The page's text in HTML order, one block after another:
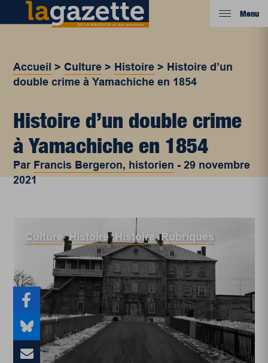
Menu
Accueil > Culture > Histoire > Histoire d’un
double crime à Yamachiche en 1854
Histoire d’un double crime
à Yamachiche en 1854
Par Francis Bergeron, historien -29 novembre
2021
Culture,Histoire, Histoire,Rubriques